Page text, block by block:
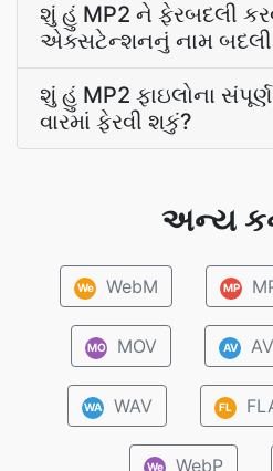
શું હું MP2 ને ફેરબદલી
એક્સટેન્શનનું નામ
શું હું MP2 ફાઇલોના
વારમાં ફેરવી શકું?
અન્ય
We WebM MP
MO MOV AV
WA WAV FL
We WebP